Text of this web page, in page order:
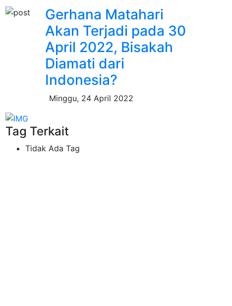
Gerhana Matahari
Akan Terjadi pada 30
April 2022, Bisakah
Diamati dari
Indonesia?
Minggu, 24 April 2022
Tag Terkait
Tidak Ada Tag